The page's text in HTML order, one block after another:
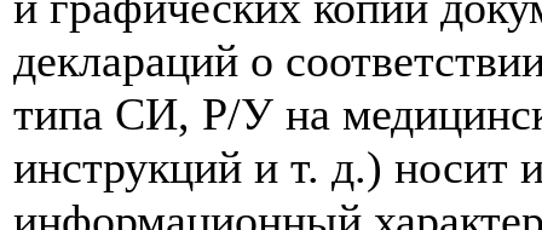
деклараций о
типа СИ, Р/У на
инструкций и т. д.) носит